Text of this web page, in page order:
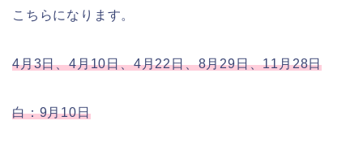
こちらになります。
4月3日、4月10日、4月22日、8月29日、11月28日
白：9月10日